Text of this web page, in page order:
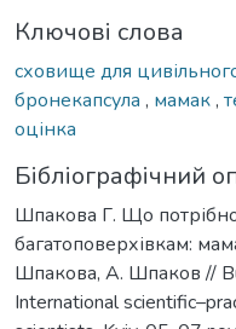
Ключові слова
сховище для
бронекапсула , мамак,
оцінка
Бібліографічний
Шпакова Г. Що
багатоповерхівкам:
Шпакова, А. Шпаков //
International